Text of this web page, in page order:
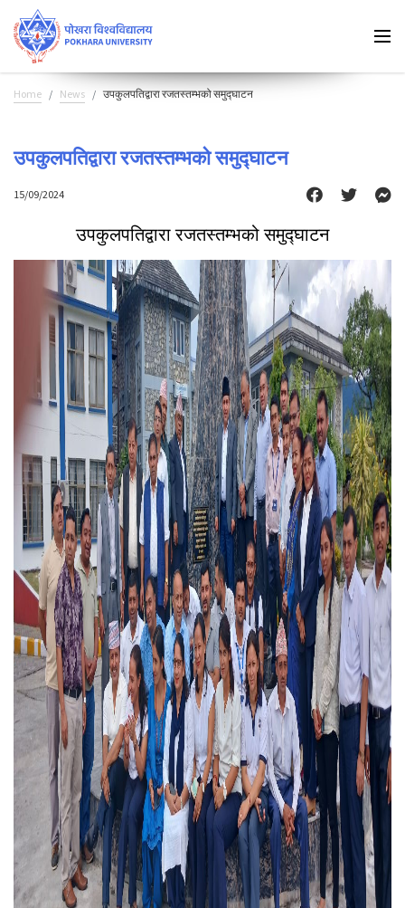
Home News उपकुलपतिद्वारा रजतस्तम्भको समुद्घाटन
उपकुलपतिद्वारा रजतस्तम्भको समुद्घाटन
15/09/2024
उपकुलपतिद्वारा रजतस्तम्भको समुद्घाटन